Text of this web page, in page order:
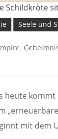
Seele und
,
heute
mit dem